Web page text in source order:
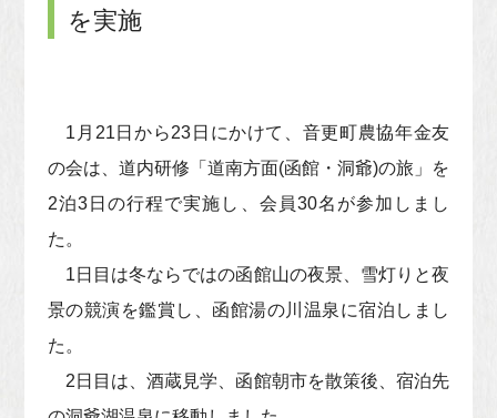
を実施
1月21日から23日にかけて、音更町農協年金友
の会は、道内研修「道南方面(函館・洞爺)の旅」を
2泊3日の行程で実施し、会員30名が参加しまし
た。
1日目は冬ならではの函館山の夜景、雪灯りと夜
景の競演を鑑賞し、函館湯の川温泉に宿泊しまし
た。
2日目は、酒蔵見学、函館朝市を散策後、宿泊先